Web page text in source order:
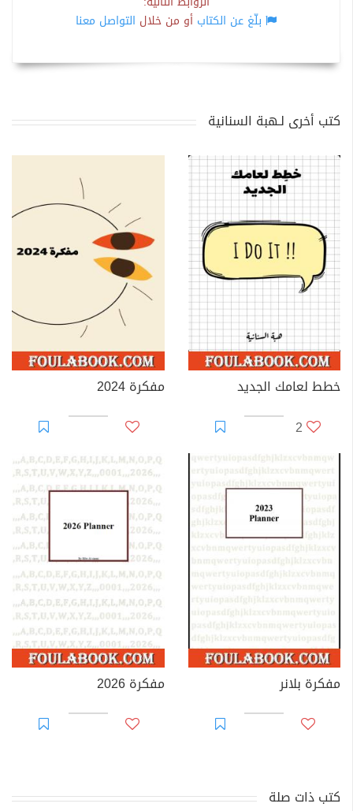
بلّغ عن الكتاب أو من خلال التواصل معنا
كتب أخرى لـهبة السنانية
خطط لعامك الجديد
2
مفكرة 2024
مفكرة بلانر مفكرة 2026
كتب ذات صلة